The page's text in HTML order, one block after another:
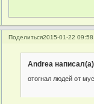
Поделиться2015-01-22
Andrea
отогнал людей от